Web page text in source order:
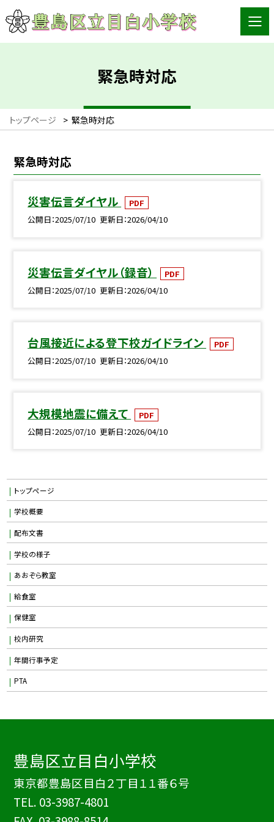
緊急時対応
トップページ > 緊急時対応
緊急時対応
災害伝言ダイヤル
PDF
公開日 2025/07/10 更新日 2026/04/10
災害伝言ダイヤル（録音）
PDF
公開日 2025/07/10 更新日 2026/04/10
台風接近による登下校ガイドライン
PDF
公開日 2025/07/10 更新日 2026/04/10
大規模地震に備えて
PDF
公開日 2025/07/10 更新日 2026/04/10
トップページ
学校概要
配布文書
学校の様子
あおぞら教室
給食室
保健室
校内研究
年間行事予定
PTA
豊島区立目白小学校
東京都豊島区目白２丁目１１番６号
TEL. 03-3987-4801